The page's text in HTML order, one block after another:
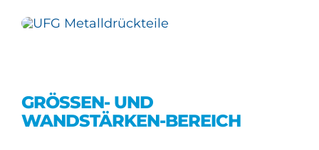
GRÖSSEN- UND W
ANDSTÄRKEN-BEREICH